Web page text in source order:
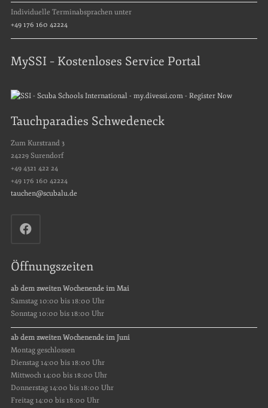
Individuelle Terminabsprachen unter
+49 176 160 42224
MySSI – Kostenloses Service Portal
Tauchparadies Schwedeneck
Zum Kurstrand 3
24229 Surendorf
+49 4321 422 24
+49 176 160 42224
tauchen@scubalu.de
Öffnungszeiten
ab dem zweiten Wochenende im Mai
Samstag 10:00 bis 18:00 Uhr
Sonntag 10:00 bis 18:00 Uhr
ab dem zweiten Wochenende im Juni
Montag geschlossen
Dienstag 14:00 bis 18:00 Uhr
Mittwoch 14:00 bis 18:00 Uhr
Donnerstag 14:00 bis 18:00 Uhr
Freitag 14:00 bis 18:00 Uhr